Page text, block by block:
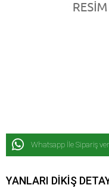
Whatsapp İle Sipariş ver
YANLARI DİKİŞ